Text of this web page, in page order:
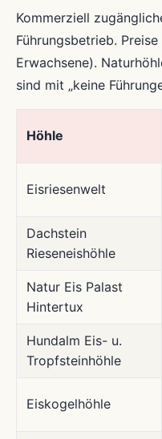
Kommerziell
Führungsbetrieb.
Erwachsene).
sind mit „keine
Höhle
Eisriesenwelt
Dachstein
Rieseneishöhle
Natur Eis Palast
Hintertux
Hundalm Eis- u.
Tropfsteinhöhle
Eiskogelhöhle